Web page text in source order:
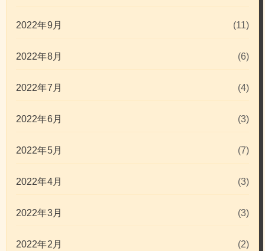
2022年9月 (11)
2022年8月 (6)
2022年7月 (4)
2022年6月 (3)
2022年5月 (7)
2022年4月 (3)
2022年3月 (3)
2022年2月 (2)